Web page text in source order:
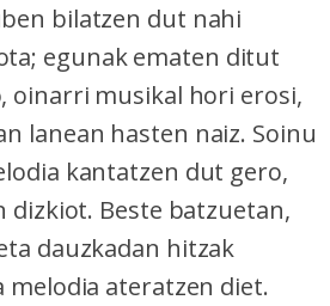
bilatzen dut nahi
egunak ematen ditut
oinarri musikal hori erosi,
lanean hasten naiz. Soinu
kantatzen dut gero,
dizkiot. Beste batzuetan,
dauzkadan hitzak
ateratzen diet.